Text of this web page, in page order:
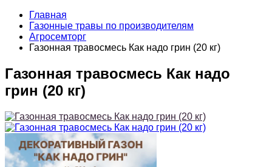
Главная
Газонные травы по производителям
Агросемторг
Газонная травосмесь Как надо грин (20 кг)
Газонная травосмесь Как надо
грин (20 кг)